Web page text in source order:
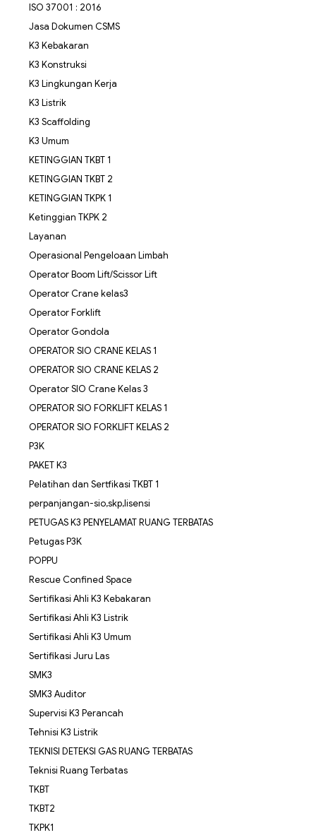
ISO 37001 : 2016
Jasa Dokumen CSMS
K3 Kebakaran
K3 Konstruksi
K3 Lingkungan Kerja
K3 Listrik
K3 Scaffolding
K3 Umum
KETINGGIAN TKBT 1
KETINGGIAN TKBT 2
KETINGGIAN TKPK 1
Ketinggian TKPK 2
Layanan
Operasional Pengeloaan Limbah
Operator Boom Lift/Scissor Lift
Operator Crane kelas3
Operator Forklift
Operator Gondola
OPERATOR SIO CRANE KELAS 1
OPERATOR SIO CRANE KELAS 2
Operator SIO Crane Kelas 3
OPERATOR SIO FORKLIFT KELAS 1
OPERATOR SIO FORKLIFT KELAS 2
P3K
PAKET K3
Pelatihan dan Sertfikasi TKBT 1
perpanjangan-sio,skp,lisensi
PETUGAS K3 PENYELAMAT RUANG TERBATAS
Petugas P3K
POPPU
Rescue Confined Space
Sertifikasi Ahli K3 Kebakaran
Sertifikasi Ahli K3 Listrik
Sertifikasi Ahli K3 Umum
Sertifikasi Juru Las
SMK3
SMK3 Auditor
Supervisi K3 Perancah
Tehnisi K3 Listrik
TEKNISI DETEKSI GAS RUANG TERBATAS
Teknisi Ruang Terbatas
TKBT
TKBT2
TKPK1